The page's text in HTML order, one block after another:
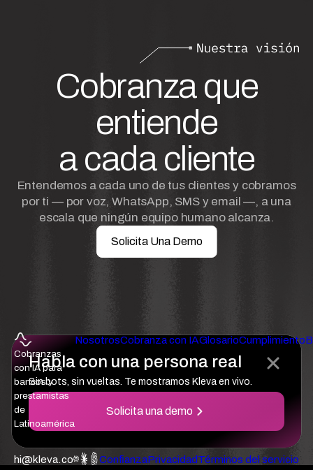
Habla con una persona real
Sin bots, sin vueltas. Te mostramos Kleva en vivo.
Solicita una demo
Cobranza que
entiende
a cada cliente
Entendemos a cada uno de tus clientes y cobramos
por ti — por voz, WhatsApp, SMS y email —, a una
escala que ningún equipo humano alcanza.
Solicita Una Demo
Cobranzas
con IA para
bancos y
prestamistas
de
Latinoamérica
NosotrosCobranza con IAGlosarioCumplimiento
hi@kleva.co ConfianzaPrivacidadTérminos del servicio